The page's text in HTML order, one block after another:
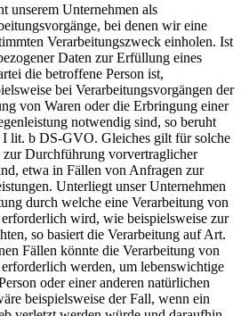
Unternehmen als
bei denen wir eine
Verarbeitungszweck einholen. Ist
Daten zur Erfüllung eines
die betroffene Person ist,
bei Verarbeitungsvorgängen der
von Waren oder die Erbringung einer
notwendig sind, so beruht
lit. b DS-GVO. Gleiches gilt für solche
zur Durchführung vorvertraglicher
etwa in Fällen von Anfragen zur
Unterliegt unser Unternehmen
durch welche eine Verarbeitung von
erforderlich wird, wie beispielsweise zur
so basiert die Verarbeitung auf Art.
Fällen könnte die Verarbeitung von
werden, um lebenswichtige
oder einer anderen natürlichen
beispielsweise der Fall, wenn ein